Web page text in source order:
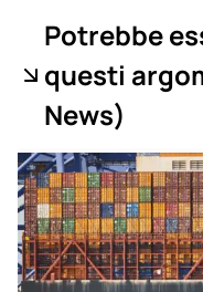
Potrebbe
questi
News)